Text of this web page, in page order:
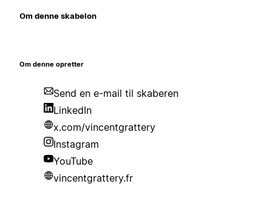
Om denne skabelon
Om denne opretter
Send en e-mail til skaberen
LinkedIn
x.com/vincentgrattery
Instagram
YouTube
vincentgrattery.fr